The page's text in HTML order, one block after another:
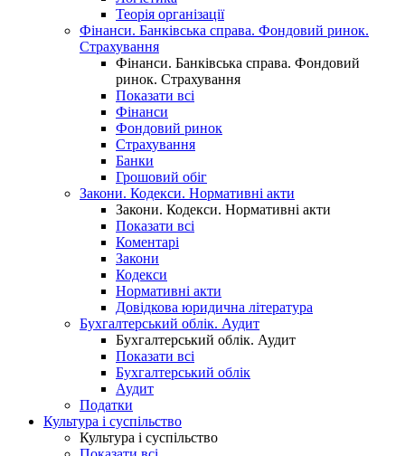
Теорія організації
Фінанси. Банківська справа. Фондовий ринок.
Страхування
Фінанси. Банківська справа. Фондовий
ринок. Страхування
Показати всі
Фінанси
Фондовий ринок
Страхування
Банки
Грошовий обіг
Закони. Кодекси. Нормативні акти
Закони. Кодекси. Нормативні акти
Показати всі
Коментарі
Закони
Кодекси
Нормативні акти
Довідкова юридична література
Бухгалтерський облік. Аудит
Бухгалтерський облік. Аудит
Показати всі
Бухгалтерський облік
Аудит
Податки
Культура і суспільство
Культура і суспільство